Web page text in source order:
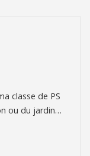
classe de PS
ou du jardin…